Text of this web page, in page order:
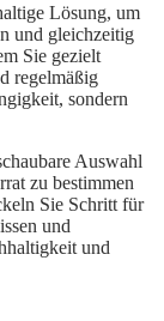
Lösung, um
und gleichzeitig
Sie gezielt
regelmäßig
sondern
Auswahl
zu bestimmen
Sie Schritt für
und
und